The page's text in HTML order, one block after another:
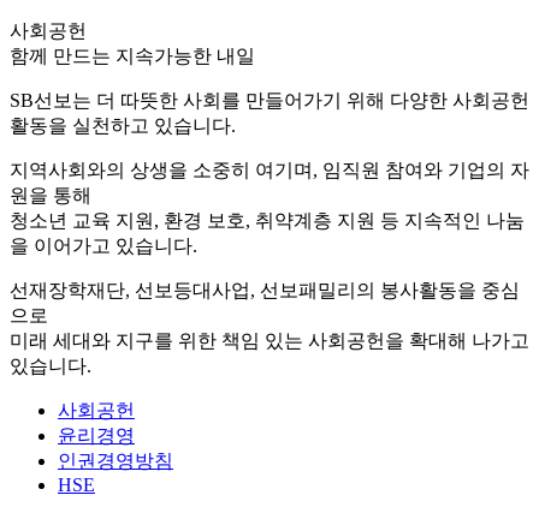
사회공헌
함께 만드는 지속가능한 내일
SB선보는 더 따뜻한 사회를 만들어가기 위해 다양한 사회공헌
활동을 실천하고 있습니다.
지역사회와의 상생을 소중히 여기며, 임직원 참여와 기업의 자
원을 통해
청소년 교육 지원, 환경 보호, 취약계층 지원 등 지속적인 나눔
을 이어가고 있습니다.
선재장학재단, 선보등대사업, 선보패밀리의 봉사활동을 중심
으로
미래 세대와 지구를 위한 책임 있는 사회공헌을 확대해 나가고
있습니다.
사회공헌
윤리경영
인권경영방침
HSE